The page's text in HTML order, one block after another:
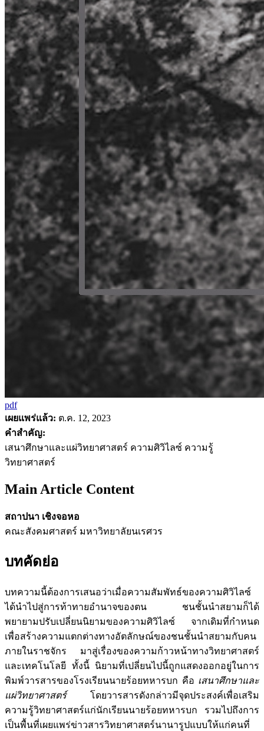
pdf
เผยแพร่แล้ว: ต.ค. 12, 2023
คำสำคัญ:
เสนาศึกษาและแผ่วิทยาศาสตร์ ความศิวิไลซ์ ความรู้
วิทยาศาสตร์
Main Article Content
สถาปนา เชิงจอหอ
คณะสังคมศาสตร์ มหาวิทยาลัยนเรศวร
บทคัดย่อ
บทความนี้ต้องการเสนอว่าเมื่อความสัมพัทธ์ของความศิวิไลซ์
ได้นำไปสู่การท้าทายอำนาจของตน ชนชั้นนำสยามก็ได้
พยายามปรับเปลี่ยนนิยามของความศิวิไลซ์ จากเดิมที่กำหนด
เพื่อสร้างความแตกต่างทางอัตลักษณ์ของชนชั้นนำสยามกับคน
ภายในราชจักร มาสู่เรื่องของความก้าวหน้าทางวิทยาศาสตร์
และเทคโนโลยี ทั้งนี้ นิยามที่เปลี่ยนไปนี้ถูกแสดงออกอยู่ในการ
พิมพ์วารสารของโรงเรียนนายร้อยทหารบก คือ เสนาศึกษาและ
แผ่วิทยาศาสตร์โดยวารสารดังกล่าวมีจุดประสงค์เพื่อเสริม
ความรู้วิทยาศาสตร์แก่นักเรียนนายร้อยทหารบก รวมไปถึงการ
เป็นพื้นที่เผยแพร่ข่าวสารวิทยาศาสตร์นานารูปแบบให้แก่คนที่